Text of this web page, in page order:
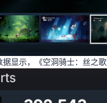
显示，《空洞骑士：丝之